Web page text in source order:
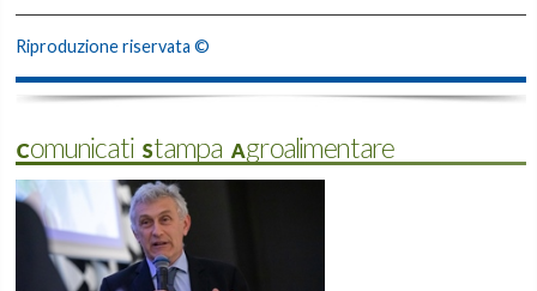
Riproduzione riservata ©
Comunicati Stampa Agroalimentare